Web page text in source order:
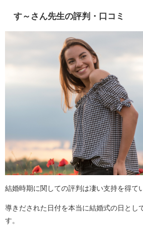
す～さん先生の評判・口コミ
結婚時期に関しての評判は凄い支持を得て
導きだされた日付を本当に結婚式の日とし
す。